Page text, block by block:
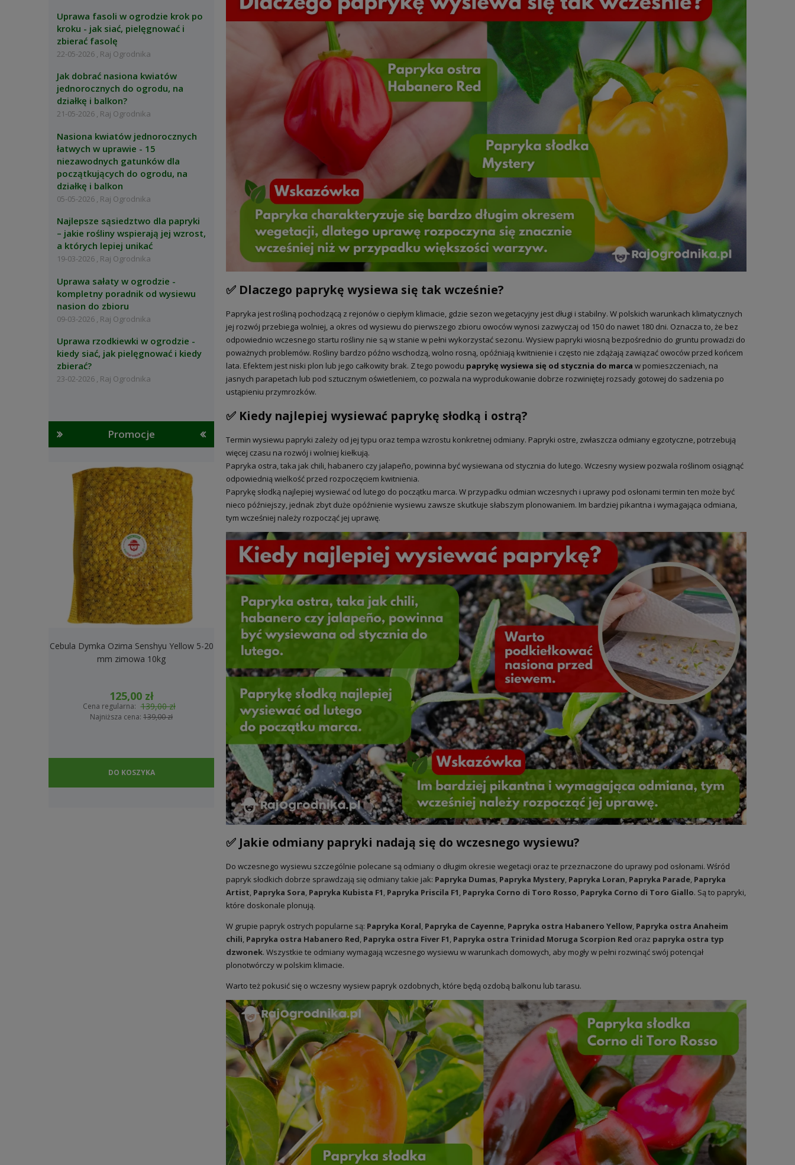
Uprawa fasoli w ogrodzie krok po
kroku - jak siać, pielęgnować i
zbierać fasolę
22-05-2026 , Raj Ogrodnika
Jak dobrać nasiona kwiatów
jednorocznych do ogrodu, na
działkę i balkon?
21-05-2026 , Raj Ogrodnika
Nasiona kwiatów jednorocznych
łatwych w uprawie - 15
niezawodnych gatunków dla
początkujących do ogrodu, na
działkę i balkon
05-05-2026 , Raj Ogrodnika
Najlepsze sąsiedztwo dla papryki
– jakie rośliny wspierają jej wzrost,
a których lepiej unikać
19-03-2026 , Raj Ogrodnika
Uprawa sałaty w ogrodzie -
kompletny poradnik od wysiewu
nasion do zbioru
09-03-2026 , Raj Ogrodnika
Uprawa rzodkiewki w ogrodzie -
kiedy siać, jak pielęgnować i kiedy
zbierać?
23-02-2026 , Raj Ogrodnika
Promocje
Cebula Dymka Ozima Senshyu Yellow 5-20
mm zimowa 10kg
125,00 zł
Cena regularna: 139,00 zł
Najniższa cena: 139,00 zł
DO KOSZYKA
Cebula Dymka Senshyu Yellow Ozima 20-
25 mm zimowa 10kg
105,00 zł
Cena regularna: 139,00 zł
Najniższa cena:139,00 zł
DO KOSZYKA
✅ Dlaczego paprykę wysiewa się tak wcześnie?
Papryka jest rośliną pochodzącą z rejonów o ciepłym klimacie, gdzie sezon wegetacyjny jest długi i stabilny. W polskich warunkach klimatycznych
jej rozwój przebiega wolniej, a okres od wysiewu do pierwszego zbioru owoców wynosi zazwyczaj od 150 do nawet 180 dni. Oznacza to, że bez
odpowiednio wczesnego startu rośliny nie są w stanie w pełni wykorzystać sezonu. Wysiew papryki wiosną bezpośrednio do gruntu prowadzi do
poważnych problemów. Rośliny bardzo późno wschodzą, wolno rosną, opóźniają kwitnienie i często nie zdążają zawiązać owoców przed końcem
lata. Efektem jest niski plon lub jego całkowity brak. Z tego powodu paprykę wysiewa się od stycznia do marca w pomieszczeniach, na
jasnych parapetach lub pod sztucznym oświetleniem, co pozwala na wyprodukowanie dobrze rozwiniętej rozsady gotowej do sadzenia po
ustąpieniu przymrozków.
✅ Kiedy najlepiej wysiewać paprykę słodką i ostrą?
Termin wysiewu papryki zależy od jej typu oraz tempa wzrostu konkretnej odmiany. Papryki ostre, zwłaszcza odmiany egzotyczne, potrzebują
więcej czasu na rozwój i wolniej kiełkują.
Papryka ostra, taka jak chili, habanero czy jalapeño, powinna być wysiewana od stycznia do lutego. Wczesny wysiew pozwala roślinom osiągnąć
odpowiednią wielkość przed rozpoczęciem kwitnienia.
Paprykę słodką najlepiej wysiewać od lutego do początku marca. W przypadku odmian wczesnych i uprawy pod osłonami termin ten może być
nieco późniejszy, jednak zbyt duże opóźnienie wysiewu zawsze skutkuje słabszym plonowaniem. Im bardziej pikantna i wymagająca odmiana,
tym wcześniej należy rozpocząć jej uprawę.
✅ Jakie odmiany papryki nadają się do wczesnego wysiewu?
Do wczesnego wysiewu szczególnie polecane są odmiany o długim okresie wegetacji oraz te przeznaczone do uprawy pod osłonami. Wśród
papryk słodkich dobrze sprawdzają się odmiany takie jak: Papryka Dumas, Papryka Mystery, Papryka Loran, Papryka Parade, Papryka
Artist, Papryka Sora, Papryka Kubista F1, Papryka Priscila F1, Papryka Corno di Toro Rosso, Papryka Corno di Toro Giallo. Są to papryki,
które doskonale plonują.
W grupie papryk ostrych popularne są: Papryka Koral, Papryka de Cayenne, Papryka ostra Habanero Yellow, Papryka ostra Anaheim
chili, Papryka ostra Habanero Red, Papryka ostra Fiver F1, Papryka ostra Trinidad Moruga Scorpion Red oraz papryka ostra typ
dzwonek. Wszystkie te odmiany wymagają wczesnego wysiewu w warunkach domowych, aby mogły w pełni rozwinąć swój potencjał
plonotwórczy w polskim klimacie.
Warto też pokusić się o wczesny wysiew papryk ozdobnych, które będą ozdobą balkonu lub tarasu.